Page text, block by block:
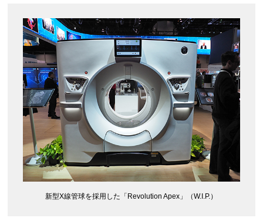
新型X線管球を採用した「Revolution Apex」（W.I.P.）